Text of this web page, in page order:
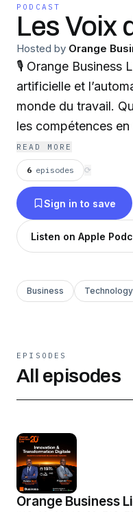
PODCAST
Les Voix
Hosted by Orange
🎙️ Orange Business
artificielle et
monde du travail.
les compétences
experts, Marie-
Bony, partagent
#OBL18
#Compétences
ausha.co/fr/
plus d'informations.
READ MORE
6 episodes ⟳
Sign in to save
Listen on Apple
Business Technology
EPISODES
All episodes
Orange Business